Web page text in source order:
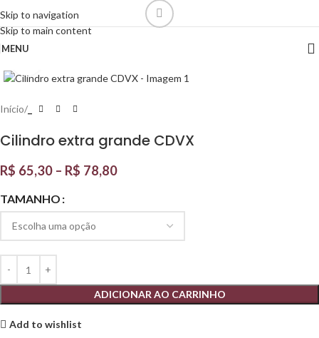
Skip to navigation
Skip to main content
MENU
Início
Cilindro extra grande CDVX
R$ 65,30 – R$ 78,80
TAMANHO
ADICIONAR AO CARRINHO
Add to wishlist